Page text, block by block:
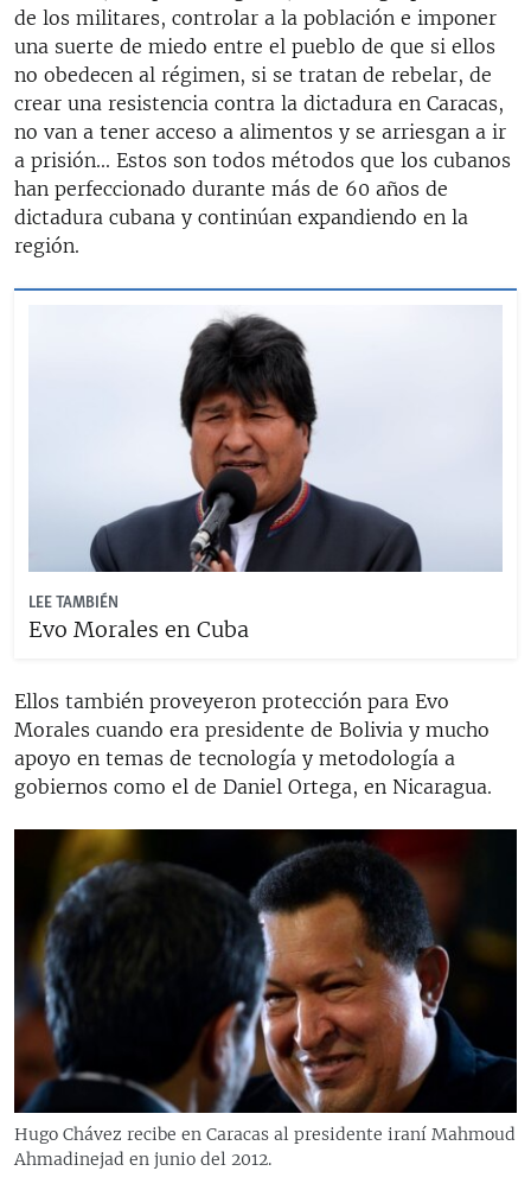
de los militares, controlar a la población e imponer
una suerte de miedo entre el pueblo de que si ellos
no obedecen al régimen, si se tratan de rebelar, de
crear una resistencia contra la dictadura en Caracas,
no van a tener acceso a alimentos y se arriesgan a ir
a prisión... Estos son todos métodos que los cubanos
han perfeccionado durante más de 60 años de
dictadura cubana y continúan expandiendo en la
región.
LEE TAMBIÉN
Evo Morales en Cuba
Ellos también proveyeron protección para Evo
Morales cuando era presidente de Bolivia y mucho
apoyo en temas de tecnología y metodología a
gobiernos como el de Daniel Ortega, en Nicaragua.
Hugo Chávez recibe en Caracas al presidente iraní Mahmoud
Ahmadinejad en junio del 2012.